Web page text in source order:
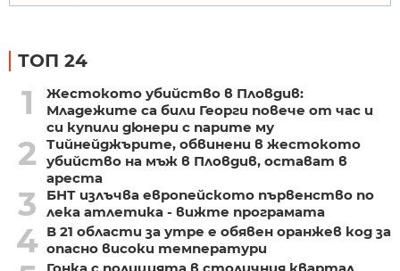
ТОП 24
1
Жестокото убийство в Пловдив:
Младежите са били Георги повече от час и
си купили дюнери с парите му
2
Тийнейджърите, обвинени в жестокото
убийство на мъж в Пловдив, остават в
ареста
3
БНТ излъчва европейското първенство по
лека атлетика - вижте програмата
4 В 21 области за утре е обявен оранжев код за
опасно високи температури